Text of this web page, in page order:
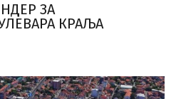
ЗА
КРАЉА